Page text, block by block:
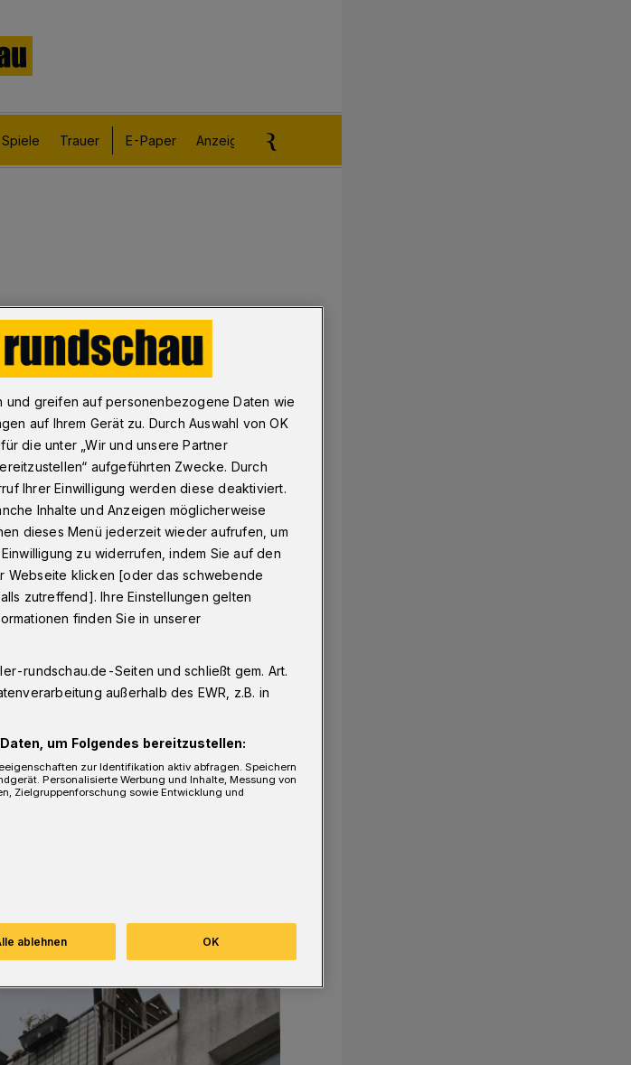
Spiele Trauer E-Paper Anzeigen aufgeben
am
Dachterrasse in
und greifen auf personenbezogene Daten wie
auf Ihrem Gerät zu. Durch Auswahl von OK
die unter „Wir und unsere Partner
aufgeführten Zwecke. Durch
Ihrer Einwilligung werden diese deaktiviert.
Inhalte und Anzeigen möglicherweise
dieses Menü jederzeit wieder aufrufen, um
zu widerrufen, indem Sie auf den
Webseite klicken [oder das schwebende
zutreffend]. Ihre Einstellungen gelten
finden Sie in unserer
rundschau.de-Seiten und schließt gem. Art.
außerhalb des EWR, z.B. in
um Folgendes bereitzustellen:
zur Identifikation aktiv abfragen. Speichern
Personalisierte Werbung und Inhalte, Messung von
Zielgruppenforschung sowie Entwicklung und
ablehnen OK